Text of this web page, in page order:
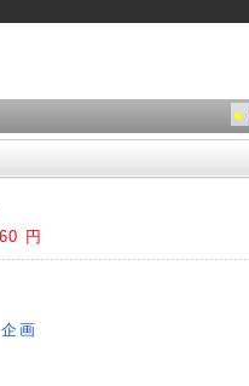
●
円
企画